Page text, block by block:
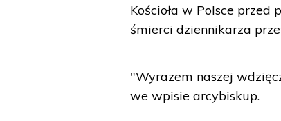
Kościoła w Polsce
śmierci dziennikarza
"Wyrazem naszej
we wpisie arcybiskup.